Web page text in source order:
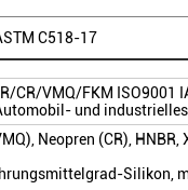
C518-17
CR/VMQ/FKM ISO9001
und industrielles
Neopren (CR), HNBR,
Silikon,